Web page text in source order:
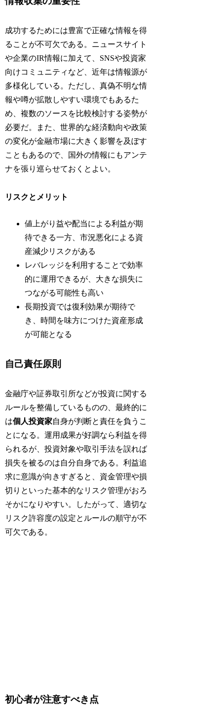
成功するためには豊富で正確な情報を得
ることが不可欠である。ニュースサイト
や企業のIR情報に加えて、SNSや投資家
向けコミュニティなど、近年は情報源が
多様化している。ただし、真偽不明な情
報や噂が拡散しやすい環境でもあるた
め、複数のソースを比較検討する姿勢が
必要だ。また、世界的な経済動向や政策
の変化が金融市場に大きく影響を及ぼす
こともあるので、国外の情報にもアンテ
ナを張り巡らせておくとよい。
リスクとメリット
値上がり益や配当による利益が期
待できる一方、市況悪化による資
産減少リスクがある
レバレッジを利用することで効率
的に運用できるが、大きな損失に
つながる可能性も高い
長期投資では復利効果が期待で
き、時間を味方につけた資産形成
が可能となる
自己責任原則
金融庁や証券取引所などが投資に関する
ルールを整備しているものの、最終的に
は個人投資家自身が判断と責任を負うこ
とになる。運用成果が好調なら利益を得
られるが、投資対象や取引手法を誤れば
損失を被るのは自分自身である。利益追
求に意識が向きすぎると、資金管理や損
切りといった基本的なリスク管理がおろ
そかになりやすい。したがって、適切な
リスク許容度の設定とルールの順守が不
可欠である。
初心者が注意すべき点